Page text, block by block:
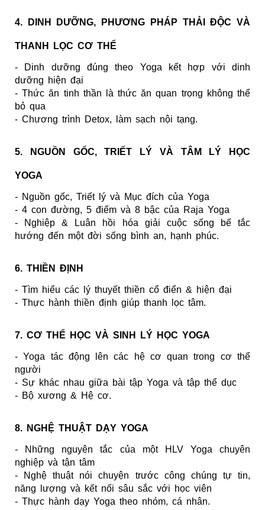
4. DINH DƯỠNG, PHƯƠNG PHÁP THẢI ĐỘC VÀ
THANH LỌC CƠ THỂ
- Dinh dưỡng đúng theo Yoga kết hợp với dinh
dưỡng hiện đại
- Thức ăn tinh thần là thức ăn quan trọng không thể
bỏ qua
- Chương trình Detox, làm sạch nội tạng.
5. NGUỒN GỐC, TRIẾT LÝ VÀ TÂM LÝ HỌC
YOGA
- Nguồn gốc, Triết lý và Mục đích của Yoga
- 4 con đường, 5 điểm và 8 bậc của Raja Yoga
- Nghiệp & Luân hồi hóa giải cuộc sống bế tắc
hướng đến một đời sống bình an, hạnh phúc.
6. THIỀN ĐỊNH
- Tìm hiểu các lý thuyết thiền cổ điển & hiện đại
- Thực hành thiền định giúp thanh lọc tâm.
7. CƠ THỂ HỌC VÀ SINH LÝ HỌC YOGA
- Yoga tác động lên các hệ cơ quan trong cơ thể
người
- Sự khác nhau giữa bài tập Yoga và tập thể dục
- Bộ xương & Hệ cơ.
8. NGHỆ THUẬT DẠY YOGA
- Những nguyên tắc của một HLV Yoga chuyên
nghiệp và tận tâm
- Nghệ thuật nói chuyện trước công chúng tự tin,
năng lượng và kết nối sâu sắc với học viên
- Thực hành dạy Yoga theo nhóm, cá nhân.